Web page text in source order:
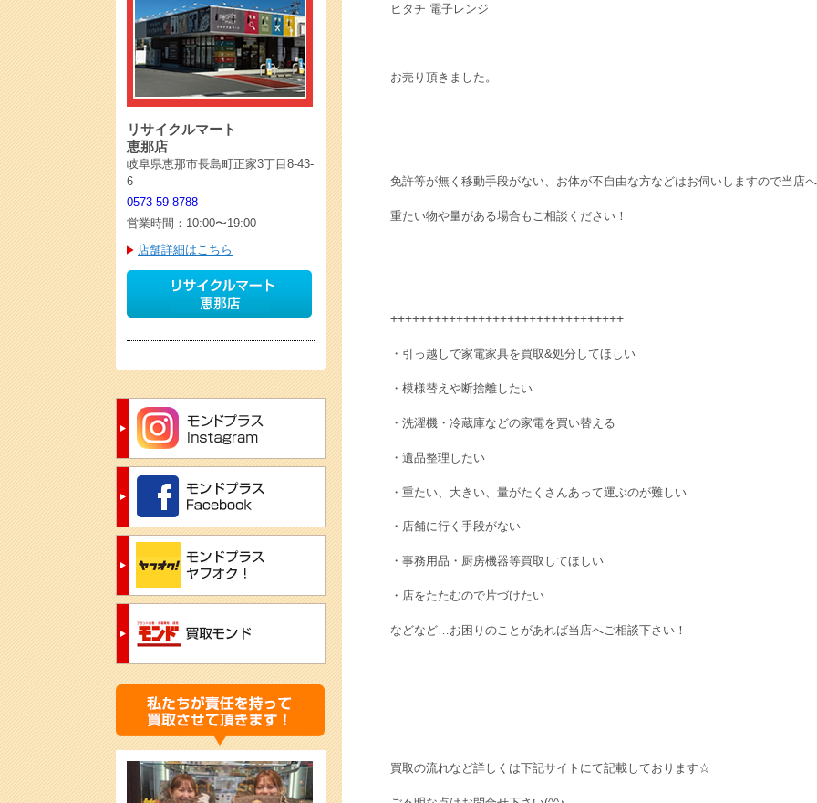
ヒタチ 電子レンジ
お売り頂きました。
免許等が無く移動手段がない、お体が不自由な方などはお伺いしますので当店
重たい物や量がある場合もご相談ください！
++++++++++++++++++++++++++++++++
・引っ越しで家電家具を買取&処分してほしい
・模様替えや断捨離したい
・洗濯機・冷蔵庫などの家電を買い替える
・遺品整理したい
・重たい、大きい、量がたくさんあって運ぶのが難しい
・店舗に行く手段がない
・事務用品・厨房機器等買取してほしい
・店をたたむので片づけたい
などなど…お困りのことがあれば当店へご相談下さい！
買取の流れなど詳しくは下記サイトにて記載しております☆
リサイクルマート
恵那店
岐阜県恵那市長島町正家3丁目8-43-
6
0573-59-8788
営業時間：10:00〜19:00
店舗詳細はこちら